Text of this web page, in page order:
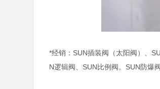
*经销：SUN插装阀（太阳阀）、
N逻辑阀、SUN比例阀。SUN防爆